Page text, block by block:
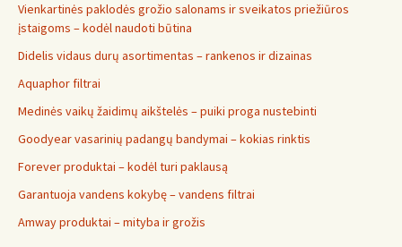
Vienkartinės paklodės grožio salonams ir sveikatos priežiūros
įstaigoms – kodėl naudoti būtina
Didelis vidaus durų asortimentas – rankenos ir dizainas
Aquaphor filtrai
Medinės vaikų žaidimų aikštelės – puiki proga nustebinti
Goodyear vasarinių padangų bandymai – kokias rinktis
Forever produktai – kodėl turi paklausą
Garantuoja vandens kokybę – vandens filtrai
Amway produktai – mityba ir grožis